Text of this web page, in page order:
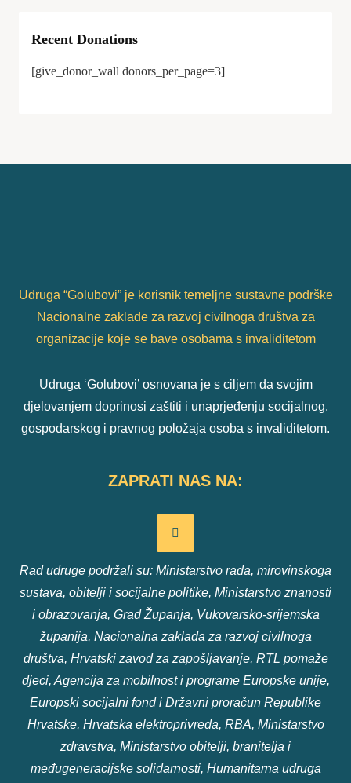
Recent Donations
[give_donor_wall donors_per_page=3]
Udruga “Golubovi” je korisnik temeljne sustavne podrške
Nacionalne zaklade za razvoj civilnoga društva za
organizacije koje se bave osobama s invaliditetom
Udruga ‘Golubovi’ osnovana je s ciljem da svojim
djelovanjem doprinosi zaštiti i unaprjeđenju socijalnog,
gospodarskog i pravnog položaja osoba s invaliditetom.
ZAPRATI NAS NA:
Rad udruge podržali su: Ministarstvo rada, mirovinskoga
sustava, obitelji i socijalne politike, Ministarstvo znanosti
i obrazovanja, Grad Županja, Vukovarsko-srijemska
županija, Nacionalna zaklada za razvoj civilnoga
društva, Hrvatski zavod za zapošljavanje, RTL pomaže
djeci, Agencija za mobilnost i programe Europske unije,
Europski socijalni fond i Državni proračun Republike
Hrvatske, Hrvatska elektroprivreda, RBA, Ministarstvo
zdravstva, Ministarstvo obitelji, branitelja i
međugeneracijske solidarnosti, Humanitarna udruga